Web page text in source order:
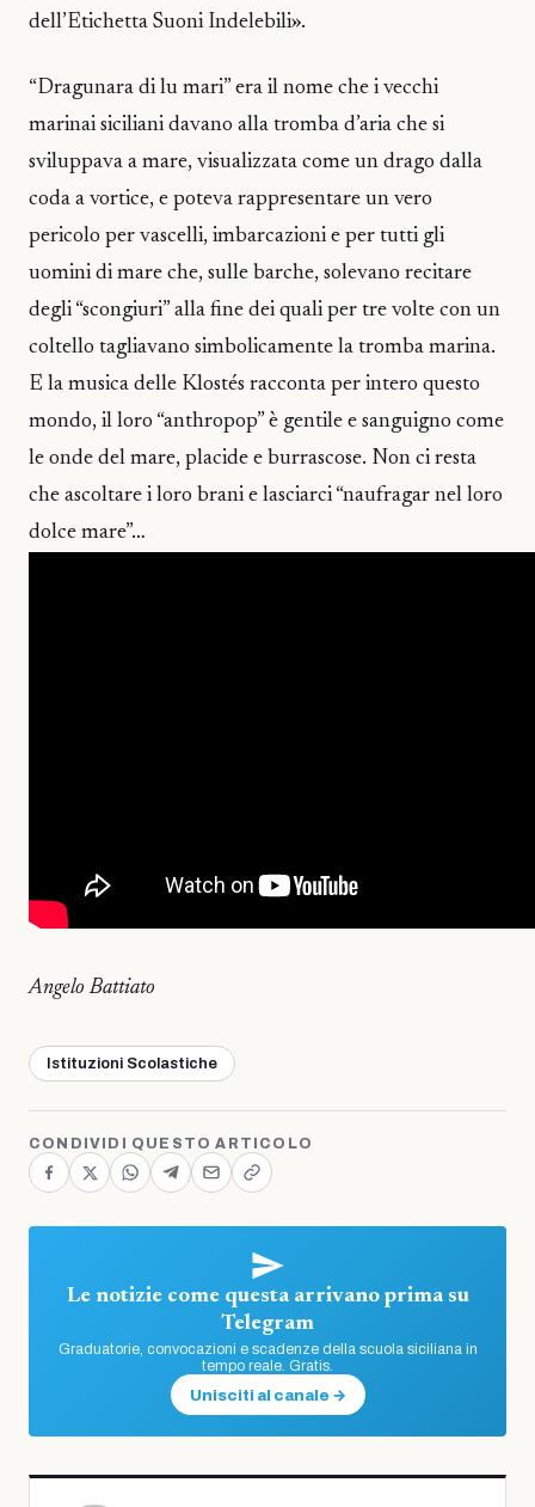
dell’Etichetta Suoni Indelebili».
“Dragunara di lu mari” era il nome che i vecchi
marinai siciliani davano alla tromba d’aria che si
sviluppava a mare, visualizzata come un drago dalla
coda a vortice, e poteva rappresentare un vero
pericolo per vascelli, imbarcazioni e per tutti gli
uomini di mare che, sulle barche, solevano recitare
degli “scongiuri” alla fine dei quali per tre volte con un
coltello tagliavano simbolicamente la tromba marina.
E la musica delle Klostés racconta per intero questo
mondo, il loro “anthropop” è gentile e sanguigno come
le onde del mare, placide e burrascose. Non ci resta
che ascoltare i loro brani e lasciarci “naufragar nel loro
dolce mare”…
Angelo Battiato
Istituzioni Scolastiche
CONDIVIDI QUESTO ARTICOLO
Le notizie come questa arrivano prima su
Telegram
Graduatorie, convocazioni e scadenze della scuola siciliana in
tempo reale. Gratis.
Unisciti al canale →